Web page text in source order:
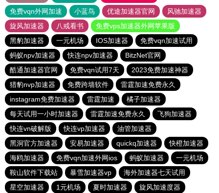
免费vqn外网加速
小蓝鸟 优途加速器官网
风驰加速器
旋风加速器
八戒看书
免费vps加速器外网苹果版
黑豹加速器
一元机场 IOS加速器
免费vqn加速试用
蚂蚁npv加速器
快连npv加速器
BitzNet官网
酷通加速器官网
免费vqn试用7天
2023免费加速神器
猎豹nvp加速器
免费跨墙软件
雷霆加速免费永久
instagram免费加速器
雷霆加速
橘子加速器
每天试用一小时加速器
雷霆加速免费永久
飞狗加速器
快连vn破解版
快连vp加速器
油管加速器
黑洞官方加速器
安易加速器 quickq加速器
快橙加速器
海鸥加速器
免费vqn加速外网ios 蚂蚁加速器
一元机场
鞍山软件下载站
暴雪加速器vp
海外加速器七天试用
星空加速器
1元机场 夏时加速器 旋风加速度器